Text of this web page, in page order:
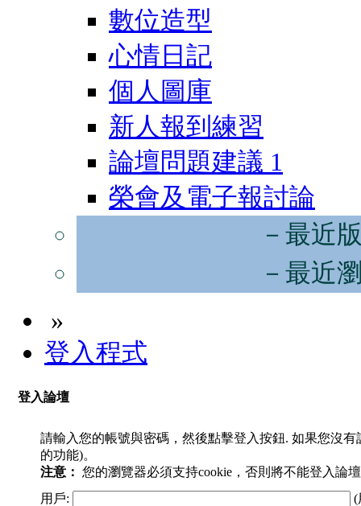
數位造型
心情日記
個人圖庫
新人報到練習
論壇問題建議 1
榮會及電子報討論
－最近
－最近
»
登入程式
登入論壇
請輸入您的帳號與密碼，然後點擊登入按鈕. 如果您沒
的功能)。
注意： 您的瀏覽器必須支持cookie，否則將不能登入論
用戶:
(